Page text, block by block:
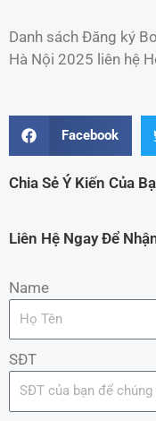
Danh sách Đăng ký
Hà Nội 2025 liên hệ
Facebook
Chia Sẻ Ý Kiến Của
Liên Hệ Ngay Để
Name
SĐT